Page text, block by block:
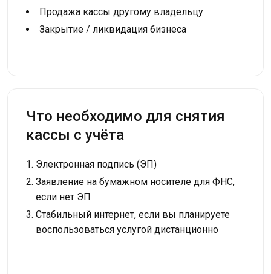
Продажа кассы другому владельцу
Закрытие / ликвидация бизнеса
Что необходимо для снятия
кассы с учёта
Электронная подпись (ЭП)
Заявление на бумажном носителе для ФНС,
если нет ЭП
Стабильный интернет, если вы планируете
воспользоваться услугой дистанционно